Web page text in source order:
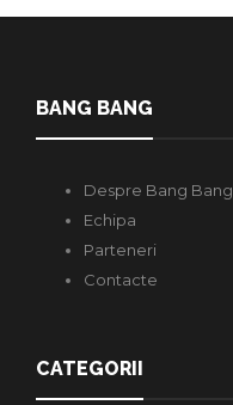
BANG BANG
Despre Bang Bang
Echipa
Parteneri
Contacte
CATEGORII